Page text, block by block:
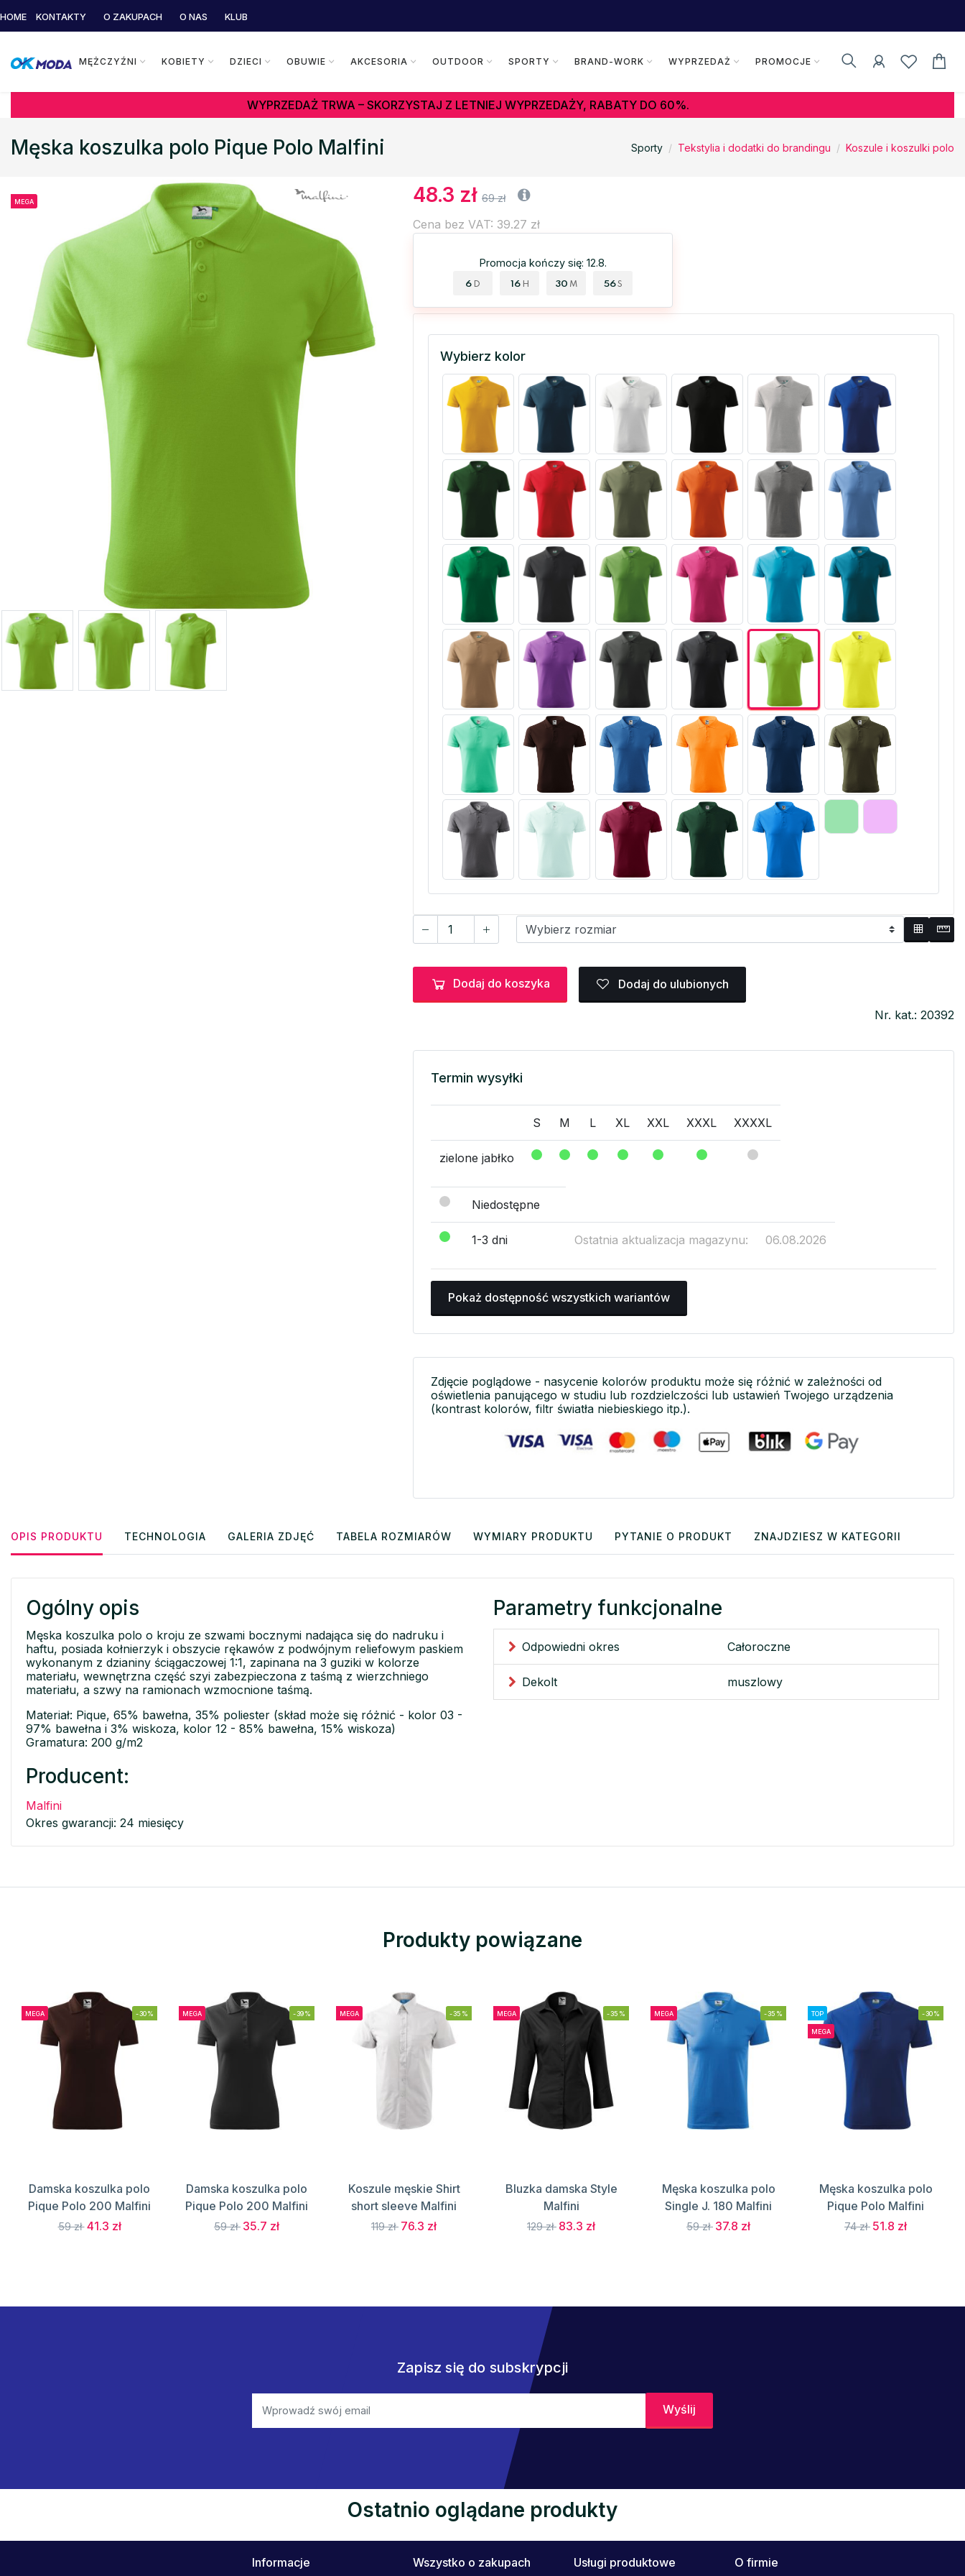
HOME KONTAKTY O ZAKUPACH O NAS KLUB
MĘŻCZYŹNI KOBIETY DZIECI OBUWIE AKCESORIA OUTDOOR SPORTY BRAND-WORK WYPRZEDAŻ PROMOCJE
WYPRZEDAŻ TRWA – SKORZYSTAJ Z LETNIEJ WYPRZEDAŻY, RABATY DO 60%.
Męska koszulka polo Pique Polo Malfini Sporty Tekstylia i dodatki do brandingu Koszule i koszulki polo
MEGA 48.3 zł 69 zł
Cena bez VAT: 39.27 zł
Promocja kończy się: 12.8.
6 D 16 H 30 M 55 S
Wybierz kolor
Dodaj do koszyka Dodaj do ulubionych
Nr. kat.: 20392
Termin wysyłki
S M L XL XXL XXXL XXXXL
zielone jabłko
Niedostępne
1-3 dni Ostatnia aktualizacja magazynu: 06.08.2026
Pokaż dostępność wszystkich wariantów
Zdjęcie poglądowe - nasycenie kolorów produktu może się różnić w zależności od
oświetlenia panującego w studiu lub rozdzielczości lub ustawień Twojego urządzenia
(kontrast kolorów, filtr światła niebieskiego itp.).
OPIS PRODUKTU TECHNOLOGIA GALERIA ZDJĘĆ TABELA ROZMIARÓW WYMIARY PRODUKTU PYTANIE O PRODUKT ZNAJDZIESZ W KATEGORII
Ogólny opis
Męska koszulka polo o kroju ze szwami bocznymi nadająca się do nadruku i
haftu, posiada kołnierzyk i obszycie rękawów z podwójnym reliefowym paskiem
wykonanym z dzianiny ściągaczowej 1:1, zapinana na 3 guziki w kolorze
materiału, wewnętrzna część szyi zabezpieczona z taśmą z wierzchniego
materiału, a szwy na ramionach wzmocnione taśmą.
Materiał: Pique, 65% bawełna, 35% poliester (skład może się różnić - kolor 03 -
97% bawełna i 3% wiskoza, kolor 12 - 85% bawełna, 15% wiskoza)
Gramatura: 200 g/m2
Producent:
Malfini
Okres gwarancji: 24 miesięcy
Parametry funkcjonalne
Odpowiedni okres Całoroczne
Dekolt muszlowy
Produkty powiązane
MEGA -30%
Damska koszulka polo
Pique Polo 200 Malfini
59 zł 41.3 zł
MEGA -39%
Damska koszulka polo
Pique Polo 200 Malfini
59 zł 35.7 zł
MEGA -35%
Koszule męskie Shirt
short sleeve Malfini
119 zł 76.3 zł
MEGA -35%
Bluzka damska Style
Malfini
129 zł 83.3 zł
MEGA -35%
Męska koszulka polo
Single J. 180 Malfini
59 zł 37.8 zł
TOP
MEGA
-30%
Męska koszulka polo
Pique Polo Malfini
74 zł 51.8 zł
Zapisz się do subskrypcji
Ostatnio oglądane produkty
Informacje Wszystko o zakupach Usługi produktowe O firmie